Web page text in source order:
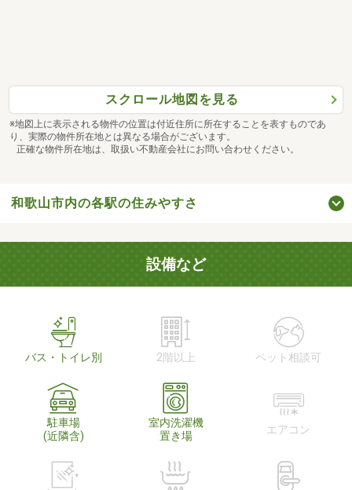
スクロール地図を見る
※地図上に表示される物件の位置は付近住所に所在することを表すものであ
り、実際の物件所在地とは異なる場合がございます。
正確な物件所在地は、取扱い不動産会社にお問い合わせください。
和歌山市内の各駅の住みやすさ
設備など
バス・トイレ別 2階以上 ペット相談可
駐車場
(近隣含)
室内洗濯機
置き場
エアコン